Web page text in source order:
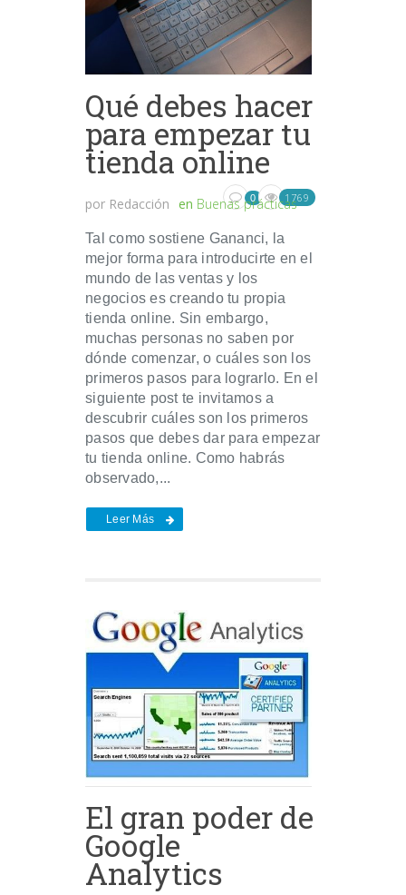
Qué debes hacer
para empezar tu
tienda online
por Redacción en Buenas prácticas
0 1769
Tal como sostiene Gananci, la
mejor forma para introducirte en el
mundo de las ventas y los
negocios es creando tu propia
tienda online. Sin embargo,
muchas personas no saben por
dónde comenzar, o cuáles son los
primeros pasos para lograrlo. En el
siguiente post te invitamos a
descubrir cuáles son los primeros
pasos que debes dar para empezar
tu tienda online. Como habrás
observado,...
Leer Más
El gran poder de
Google
Analytics